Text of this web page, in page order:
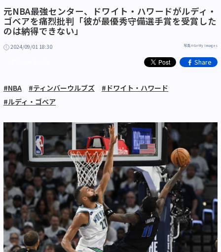
元NBA最強センター、ドワイト・ハワードがルディ・
ゴベアを痛烈批判「彼が最優秀守備選手賞を受賞した
のは納得できない」
2024/09/01 18:30 写真＝Getty Images
Share
#NBA #ティンバーウルブズ
#ドワイト・ハワード
#ルディ・ゴベア